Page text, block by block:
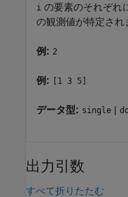
i の要素のそれぞれ
の観測値が特定され
例: 2
例: [1 3 5]
データ型: single |
出力引数
すべて折りたたむ